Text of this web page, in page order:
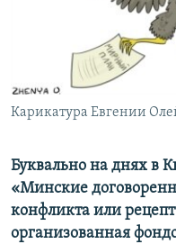
ПОБЕДИТЕЛЕЙ НЕ СУДЯТ?
КРЫМ.НЕПОКОРЕННЫЙ
УКРАИНСКАЯ ПРОБЛЕМА
ПРИСОЕДИНЯЙТЕСЬ!
Карикатура Евгении
Буквально на днях в
«Минские
конфликта или
организованная